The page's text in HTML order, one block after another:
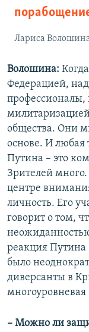
Лариса
Волошина:
Федерацией,
общества. Они
основе. И любая
Путина – это
Зрителей
центре
личность. Его
говорит о том,
реакция Путина
было
диверсанты в
многоуровневая
– Можно ли